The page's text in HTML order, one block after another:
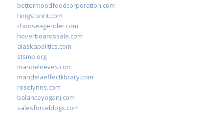
bettermoodfoodcorporation.com
hingstonnt.com
chooseagender.com
hoverboardssale.com
alaskapolitics.com
stsmp.org
manoelneves.com
mandelaeffectlibrary.com
roselynns.com
balanceyoganj.com
salesforceblogs.com